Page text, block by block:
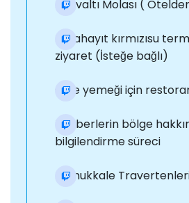
Kahvaltı Molası (
Karahayıt kırmızısu
ziyaret (İsteğe bağlı)
Öğle yemeği için
Rehberlerin bölge
bilgilendirme süreci
Pamukkale